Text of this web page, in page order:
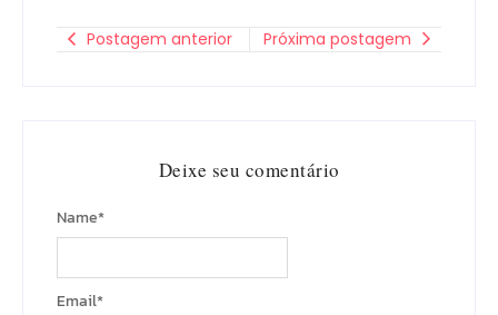
Postagem anterior Próxima postagem
Deixe seu comentário
Name*
Email*